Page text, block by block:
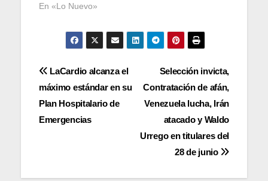
En «Lo Nuevo»
Navegación
de
entradas
Selección invicta,
Contratación de afán,
Venezuela lucha, Irán
atacado y Waldo
Urrego en titulares del
28 de junio
LaCardio alcanza el
máximo estándar en su
Plan Hospitalario de
Emergencias